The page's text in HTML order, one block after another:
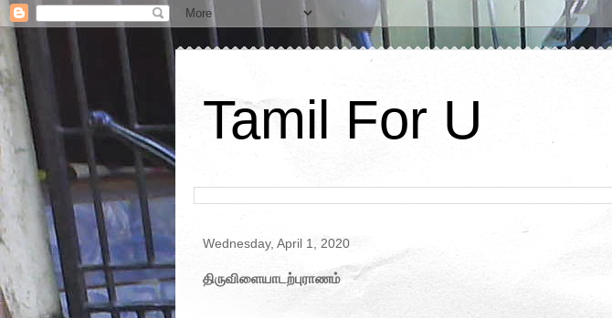
Tamil For U
Wednesday, April 1, 2020
திருவிளையாடற்புராணம்